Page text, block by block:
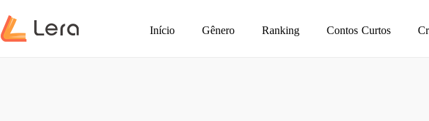
Início Gênero Ranking Contos Curtos